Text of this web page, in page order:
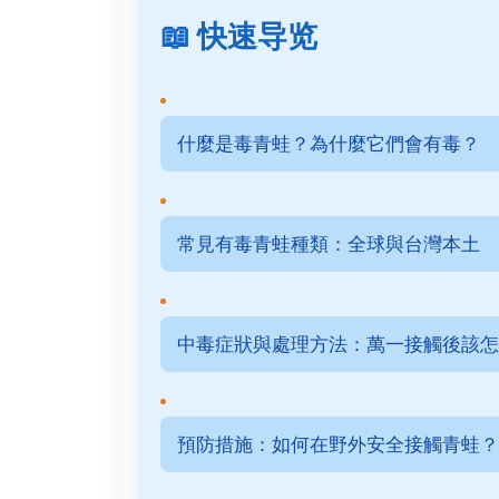
📖 快速导览
什麼是毒青蛙？為什麼它們會有毒？
常見有毒青蛙種類：全球與台灣本土
中毒症狀與處理方法：萬一接觸後該
預防措施：如何在野外安全接觸青蛙？